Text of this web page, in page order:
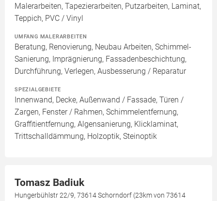
Malerarbeiten, Tapezierarbeiten, Putzarbeiten, Laminat,
Teppich, PVC / Vinyl
UMFANG MALERARBEITEN
Beratung, Renovierung, Neubau Arbeiten, Schimmel-
Sanierung, Imprägnierung, Fassadenbeschichtung,
Durchführung, Verlegen, Ausbesserung / Reparatur
SPEZIALGEBIETE
Innenwand, Decke, Außenwand / Fassade, Türen /
Zargen, Fenster / Rahmen, Schimmelentfernung,
Graffitientfernung, Algensanierung, Klicklaminat,
Trittschalldämmung, Holzoptik, Steinoptik
Tomasz Badiuk
Hungerbühlstr 22/9, 73614 Schorndorf (23km von 73614